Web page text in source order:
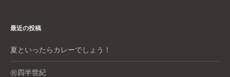
最近の投稿
夏といったらカレーでしょう！
㊗️四半世紀